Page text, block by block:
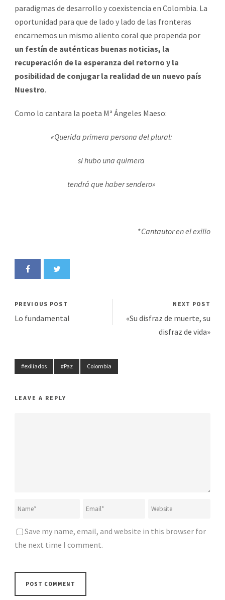
paradigmas de desarrollo y coexistencia en Colombia. La
oportunidad para que de lado y lado de las fronteras
encarnemos un mismo aliento coral que propenda por
un festín de auténticas buenas noticias, la
recuperación de la esperanza del retorno y la
posibilidad de conjugar la realidad de un nuevo país
Nuestro.
Como lo cantara la poeta Mª Ángeles Maeso:
«Querida primera persona del plural:
si hubo una quimera
tendrá que haber sendero»
*Cantautor en el exilio
PREVIOUS POST
Lo fundamental
NEXT POST
«Su disfraz de muerte, su
disfraz de vida»
#exiliados #Paz Colombia
LEAVE A REPLY
Save my name, email, and website in this browser for
the next time I comment.